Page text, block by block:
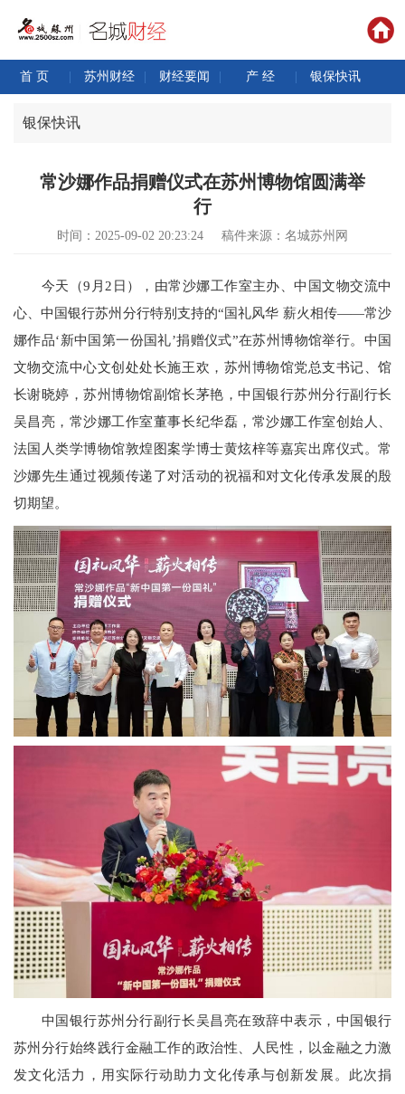
首 页 | 苏州财经 | 财经要闻 | 产 经 | 银保快讯
银保快讯
常沙娜作品捐赠仪式在苏州博物馆圆满举
行
时间：2025-09-02 20:23:24 稿件来源：名城苏州网
今天（9月2日），由常沙娜工作室主办、中国文物交流中
心、中国银行苏州分行特别支持的“国礼风华 薪火相传——常沙
娜作品‘新中国第一份国礼’捐赠仪式”在苏州博物馆举行。中国
文物交流中心文创处处长施王欢，苏州博物馆党总支书记、馆
长谢晓婷，苏州博物馆副馆长茅艳，中国银行苏州分行副行长
吴昌亮，常沙娜工作室董事长纪华磊，常沙娜工作室创始人、
法国人类学博物馆敦煌图案学博士黄炫梓等嘉宾出席仪式。常
沙娜先生通过视频传递了对活动的祝福和对文化传承发展的殷
切期望。
中国银行苏州分行副行长吴昌亮在致辞中表示，中国银行
苏州分行始终践行金融工作的政治性、人民性，以金融之力激
发文化活力，用实际行动助力文化传承与创新发展。此次捐